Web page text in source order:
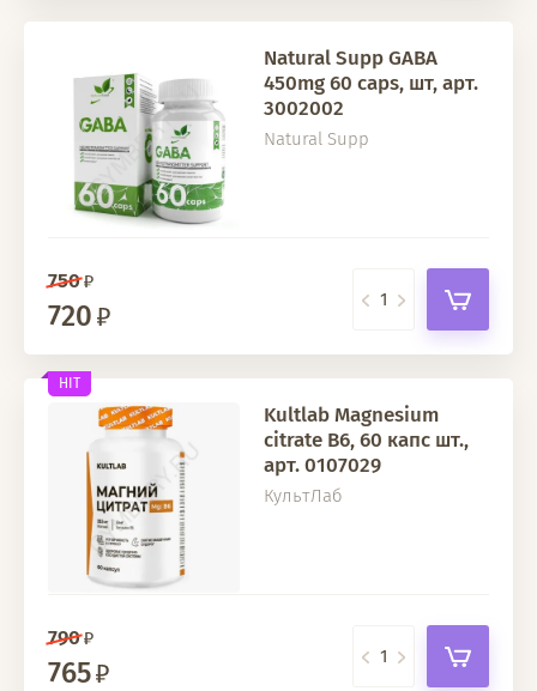
Natural Supp GABA
450mg 60 caps, шт, арт.
3002002
Natural Supp
750
720
HIT
Kultlab Magnesium
citrate B6, 60 капс шт.,
арт. 0107029
КультЛаб
790
765